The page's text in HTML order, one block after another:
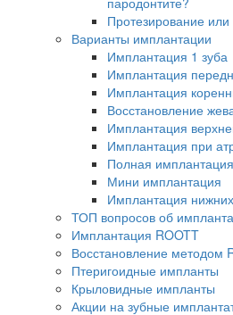
Протезирование
Варианты имплантации
Имплантация 1 зуба
Имплантация
Имплантация
Восстановление
Имплантация
Имплантация при
Полная
Мини имплантация
Имплантация
ТОП вопросов об
Имплантация ROOTT
Восстановление методом
Птеригоидные импланты
Крыловидные импланты
Акции на зубные